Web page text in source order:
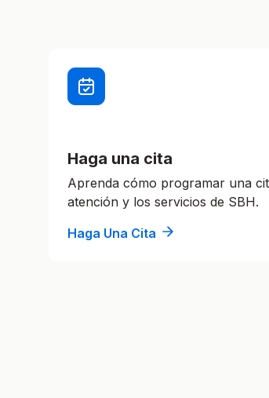
Haga una cita
Aprenda cómo programar una
atención y los servicios de SBH.
Haga Una Cita